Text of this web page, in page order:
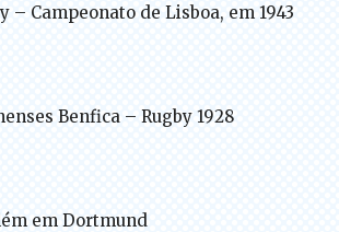
– Campeonato de Lisboa, em 1943
Benfica – Rugby 1928
em Dortmund